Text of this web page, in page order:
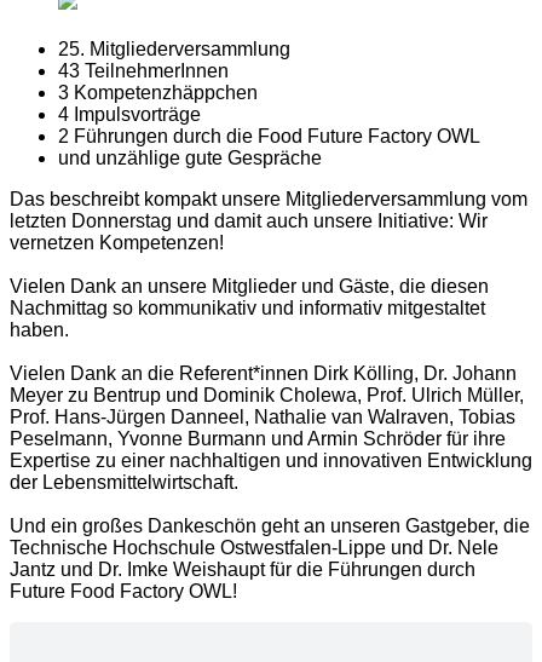
25. Mitgliederversammlung
43 TeilnehmerInnen
3 Kompetenzhäppchen
4 Impulsvorträge
2 Führungen durch die Food Future Factory OWL
und unzählige gute Gespräche
Das beschreibt kompakt unsere Mitgliederversammlung vom
letzten Donnerstag und damit auch unsere Initiative: Wir
vernetzen Kompetenzen!
Vielen Dank an unsere Mitglieder und Gäste, die diesen
Nachmittag so kommunikativ und informativ mitgestaltet
haben.
Vielen Dank an die Referent*innen Dirk Kölling, Dr. Johann
Meyer zu Bentrup und Dominik Cholewa, Prof. Ulrich Müller,
Prof. Hans-Jürgen Danneel, Nathalie van Walraven, Tobias
Peselmann, Yvonne Burmann und Armin Schröder für ihre
Expertise zu einer nachhaltigen und innovativen Entwicklung
der Lebensmittelwirtschaft.
Und ein großes Dankeschön geht an unseren Gastgeber, die
Technische Hochschule Ostwestfalen-Lippe und Dr. Nele
Jantz und Dr. Imke Weishaupt für die Führungen durch
Future Food Factory OWL!